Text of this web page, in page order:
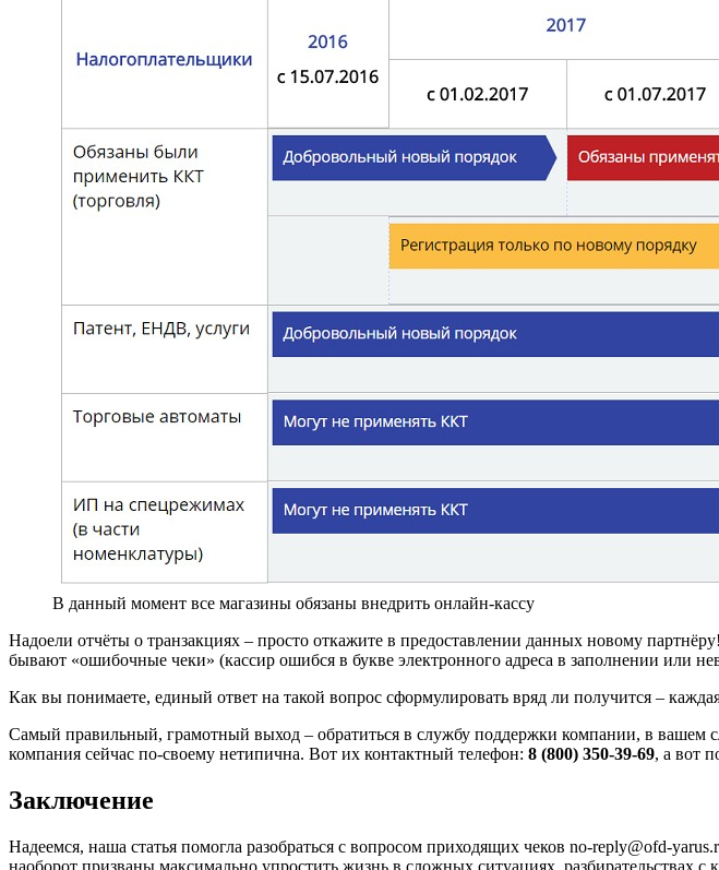
В данный момент все магазины обязаны внедрить онлайн-кассу
Надоели отчёты о транзакциях – просто откажите в предоставлении данных новому
бывают «ошибочные чеки» (кассир ошибся в букве электронного адреса в заполнении или
Как вы понимаете, единый ответ на такой вопрос сформулировать вряд ли получится –
Самый правильный, грамотный выход – обратиться в службу поддержки компании, в вашем
компания сейчас по-своему нетипична. Вот их контактный телефон: 8 (800) 350-39-69, а вот
Заключение
Надеемся, наша статья помогла разобраться с вопросом приходящих чеков no-reply@ofd-
наоборот призваны максимально упростить жизнь в сложных ситуациях, разбирательствах